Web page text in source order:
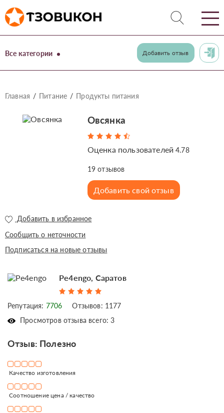
Все категории Добавить отзыв
Главная Питание Продукты питания
Овсянка
Оценка пользователей4.78
19 отзывов
Добавить свой отзыв
Добавить в избранное
Сообщить о неточности
Подписаться на новые отзывы
Pe4engo, Саратов
Репутация: 7706
Отзывов: 1177
Просмотров отзыва всего: 3
Отзыв: Полезно
Качество изготовления
Соотношение цена / качество